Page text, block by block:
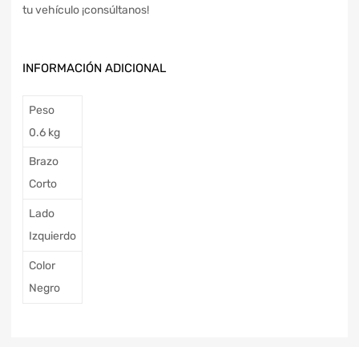
tu vehículo ¡consúltanos!
INFORMACIÓN ADICIONAL
Peso
0.6 kg
Brazo
Corto
Lado
Izquierdo
Color
Negro